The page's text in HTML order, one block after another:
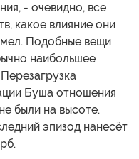
- очевидно, все
какое влияние они
Подобные вещи
наибольшее
Буша отношения
были на высоте.
эпизод нанесёт